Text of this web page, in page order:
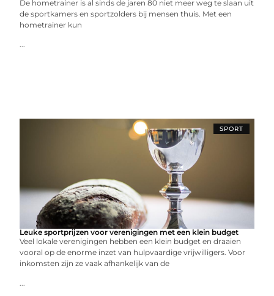
De hometrainer is al sinds de jaren 80 niet meer weg te slaan uit
de sportkamers en sportzolders bij mensen thuis. Met een
hometrainer kun
...
SPORT
Leuke sportprijzen voor verenigingen met een klein budget
Veel lokale verenigingen hebben een klein budget en draaien
vooral op de enorme inzet van hulpvaardige vrijwilligers. Voor
inkomsten zijn ze vaak afhankelijk van de
...